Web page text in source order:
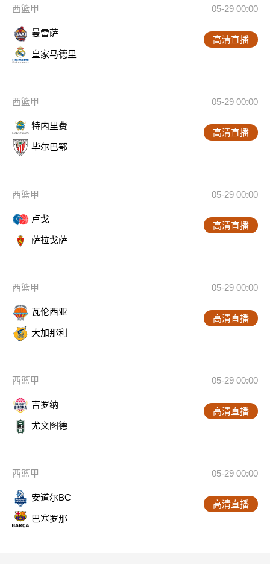
西篮甲 05-29 00:00
曼雷萨
皇家马德里
高清直播
西篮甲 05-29 00:00
特内里费
毕尔巴鄂
高清直播
西篮甲 05-29 00:00
卢戈
萨拉戈萨
高清直播
西篮甲 05-29 00:00
瓦伦西亚
大加那利
高清直播
西篮甲 05-29 00:00
吉罗纳
尤文图德
高清直播
西篮甲 05-29 00:00
安道尔BC
巴塞罗那
高清直播